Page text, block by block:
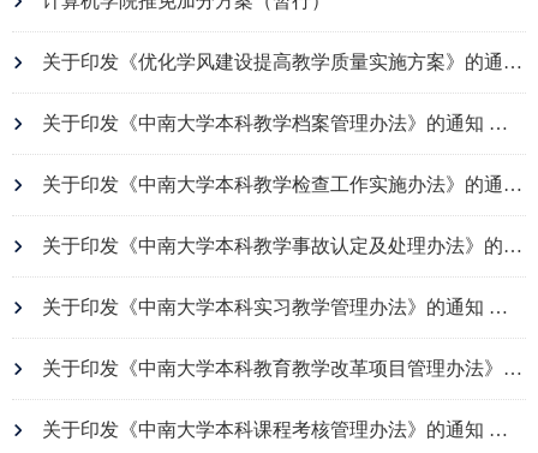
关于印发《优化学风建设提高教学质量实施方案》的通知-中大学字〔2016〕83 号
关于印发《中南大学本科教学档案管理办法》的通知 中大教字〔2016〕108 号
关于印发《中南大学本科教学检查工作实施办法》的通知 中大教字〔2016〕73 号
关于印发《中南大学本科教学事故认定及处理办法》的通知 中大教字〔2016〕47 号
关于印发《中南大学本科实习教学管理办法》的通知 中大教字〔2018〕46 号
关于印发《中南大学本科教育教学改革项目管理办法》的通知 中大教字〔2016〕71 号
关于印发《中南大学本科课程考核管理办法》的通知 中大教字〔2016〕43 号